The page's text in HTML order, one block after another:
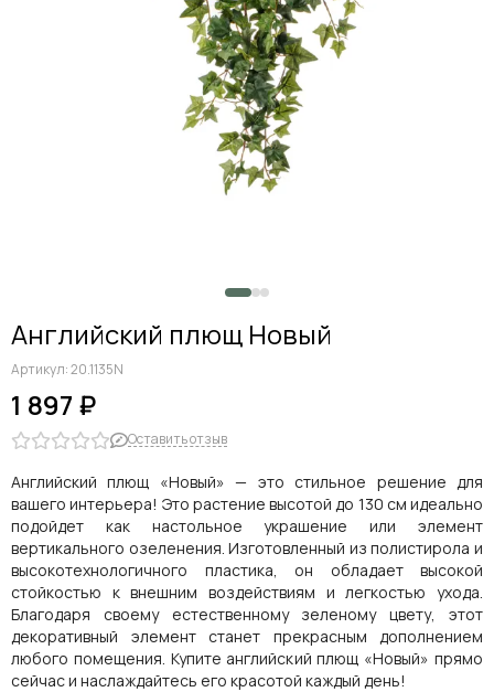
Английский плющ Новый
Артикул:20.1135N
1 897 ₽
Оставить отзыв
Английский плющ «Новый» — это стильное решение для
вашего интерьера! Это растение высотой до 130 см идеально
подойдет как настольное украшение или элемент
вертикального озеленения. Изготовленный из полистирола и
высокотехнологичного пластика, он обладает высокой
стойкостью к внешним воздействиям и легкостью ухода.
Благодаря своему естественному зеленому цвету, этот
декоративный элемент станет прекрасным дополнением
любого помещения. Купите английский плющ «Новый» прямо
сейчас и наслаждайтесь его красотой каждый день!